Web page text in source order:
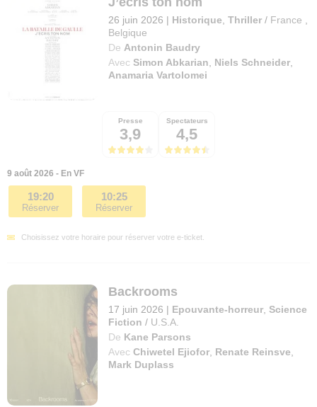
26 juin 2026 | Historique ,Thriller / France
Belgique
De Antonin Baudry
Avec Simon Abkarian Niels Schneider
Anamaria Vartolomei
Presse
3,9
Spectateurs
4,5
9 août 2026 - En VF
19:20
Réserver
10:25
Réserver
Choisissez votre horaire pour réserver votre e-ticket.
Backrooms
17 juin 2026 | Epouvante-horreur ,Science
Fiction / U.S.A.
De Kane Parsons
Avec Chiwetel Ejiofor Renate Reinsve
Mark Duplass